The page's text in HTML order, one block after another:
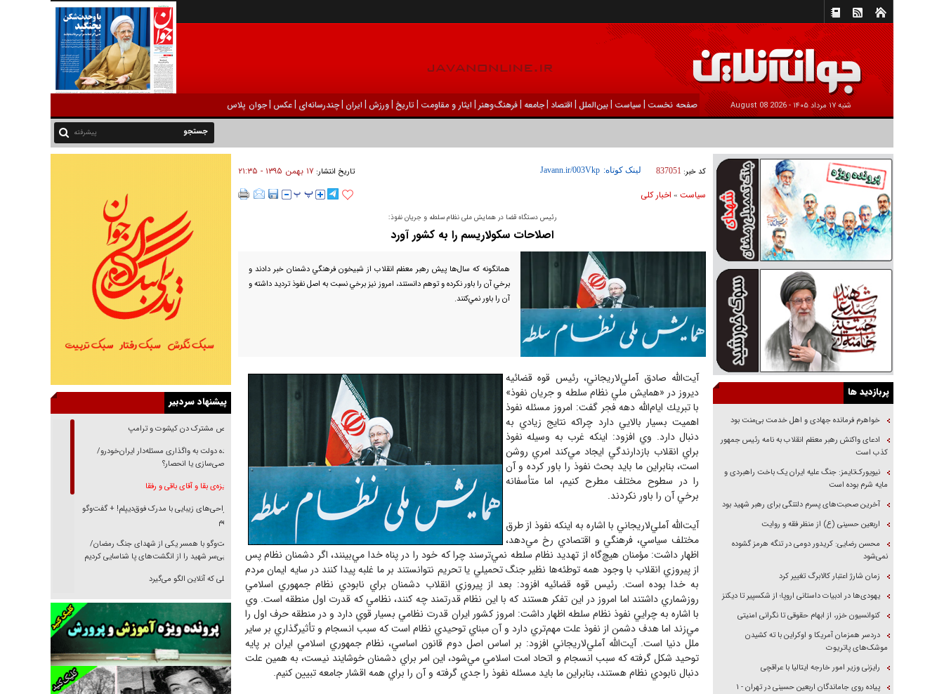
شنبه ۱۷ مرداد ۱۴۰۵ - 2026 August 08 صفحه نخست | سیاست |بين‌الملل | اقتصاد |جامعه |فرهنگ‌و‌هنر | ایثار و مقاومت |تاریخ |ورزش | ايران |چندرسانه‌ای |عکس |جوان پلاس
پیشرفته
کد خبر: 837051 لینک کوتاه: تاریخ انتشار: ۱۷ بهمن ۱۳۹۵ - ۲۱:۳۵
سیاست» اخبار کلی
رئيس دستگاه قضا در همایش ملی نظام سلطه و جریان نفوذ:
اصلاحات سکولاریسم را به کشور آورد
همانگونه كه سال‌ها پيش رهبر معظم انقلاب از شبيخون فرهنگي دشمنان خبر دادند و
برخي آن را باور نكرده و توهم دانستند، امروز نيز برخي نسبت به اصل نفوذ ترديد داشته و
آن را باور نمي‌كنند.
آيت‌الله صادق آملي‌لاريجاني، رئيس‌ قوه قضائيه
ديروز در «همايش ملي نظام سلطه و جريان نفوذ»
با تبريك ايام‌الله دهه فجر گفت: امروز مسئله نفوذ
اهميت بسيار بالايي دارد چراكه نتايج زيادي به
دنبال دارد. وي افزود: اينكه غرب به وسيله نفوذ
براي انقلاب بازدارندگي ايجاد مي‌كند امري روشن
است، بنابراين ما بايد بحث نفوذ را باور كرده و آن
را در سطوح مختلف مطرح كنيم، اما متأسفانه
برخي آن را باور نكردند.
آيت‌الله آملي‌لاريجاني با اشاره به اينكه نفوذ از طرق
مختلف سياسي، فرهنگي و اقتصادي رخ مي‌دهد،
اظهار داشت: مؤمنان هيچ‌گاه از تهديد نظام سلطه نمي‌ترسند چرا كه خود را در پناه خدا مي‌بينند، اگر دشمنان نظام پس
از پيروزي انقلاب با وجود همه توطئه‌ها نظير جنگ تحميلي يا تحريم نتوانستند بر ما غلبه پيدا كنند در سايه ايمان مردم
به خدا بوده است. رئيس قوه قضائيه افزود: بعد از پيروزي انقلاب دشمنان براي نابودي نظام جمهوري اسلامي
روزشماري داشتند اما امروز در اين تفكر هستند كه با اين نظام قدرتمند چه كنند، نظامي كه قدرت اول منطقه است. وي
با اشاره به چرايي نفوذ نظام سلطه اظهار داشت: امروز كشور ايران قدرت نظامي بسيار قوي دارد و در منطقه حرف اول را
مي‌زند اما هدف دشمن از نفوذ علت مهم‌تري دارد و آن مبناي توحيدي نظام است كه سبب انسجام و تأثيرگذاري بر ساير
ملل دنيا است. آيت‌الله آملي‌لاريجاني افزود: بر اساس اصل دوم قانون اساسي، نظام جمهوري اسلامي ايران بر پايه
توحيد شكل گرفته كه سبب انسجام و اتحاد امت اسلامي مي‌شود، اين امر براي دشمنان خوشايند نيست، به همين علت
دنبال نابودي نظام هستند، بنابراين ما بايد مسئله نفوذ را جدي گرفته و آن را براي همه اقشار جامعه تبيين كنيم.
پربازدید ها
خواهرم فرمانده جهادی و اهل خدمت بی‌منت بود
ادعای واکنش رهبر معظم انقلاب به نامه رئیس جمهور
کذب است
نیویورک‌تایمز: جنگ علیه ایران یک باخت راهبردی و
مایه شرم بوده است
آخرین صحبت‌های پسرم دلتنگی برای رهبر شهید بود
اربعین حسینی (ع) از منظر فقه و روایت
محسن رضایی: کریدور دومی در تنگه هرمز گشوده
نمی‌شود
زمان شارژ اعتبار کالابرگ تغییر کرد
یهودی‌ها در ادبیات داستانی اروپا؛ از شکسپیر تا دیکنز
کنوانسیون خزر، از ابهام حقوقی تا نگرانی امنیتی
دردسر همزمان آمریکا و اوکراین با ته کشیدن
موشک‌های پاتریوت
رایزنی وزیر امور خارجه ایتالیا با عراقچی
پیاده روی جاماندگان اربعین حسینی در تهران - ۱
پیشنهاد سردبیر
رقص مشترک دن کیشوت و ترامپ
دنده دولت به واگذاری مسئله‌دار ایران‌خودرو/
خصوصی‌سازی یا انحصار؟
غریزه‌ی بقا و آقای باقی و رفقا
جراحی‌های زیبایی با مدرک فوق‌دیپلم! + گفت‌وگو
با متهم
گفت‌وگو با همسر یکی از شهدای جنگ رمضان/
پیکر بی‌سر شهید را از انگشت‌های پا شناسایی کردیم
نسلی که آنلاین الگو می‌گیرد
گفت‌وگو با آیت‌الله جاودان/ جفای مخالفان مکانت
معنوی رهبر شهید را ارتقا می‌داد
راننده مست به قانون می‌خندد
همه آقای دوربینی شده‌ایم!
قصه ناتمام سرویس مدارس